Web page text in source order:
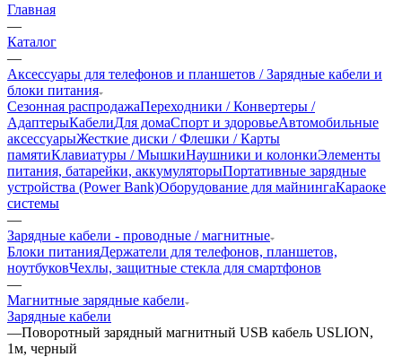
Главная
—
Каталог
—
Аксессуары для телефонов и планшетов / Зарядные кабели и
блоки питания
Сезонная распродажаПереходники / Конвертеры /
АдаптерыКабелиДля домаСпорт и здоровьеАвтомобильные
аксессуарыЖесткие диски / Флешки / Карты
памятиКлавиатуры / МышкиНаушники и колонкиЭлементы
питания, батарейки, аккумуляторыПортативные зарядные
устройства (Power Bank)Оборудование для майнингаКараоке
системы
—
Зарядные кабели - проводные / магнитные
Блоки питанияДержатели для телефонов, планшетов,
ноутбуковЧехлы, защитные стекла для смартфонов
—
Магнитные зарядные кабели
Зарядные кабели
—Поворотный зарядный магнитный USB кабель USLION,
1м, черный